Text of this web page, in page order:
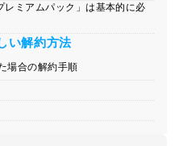
ミアムパック」は基本的に必
い解約方法
場合の解約手順